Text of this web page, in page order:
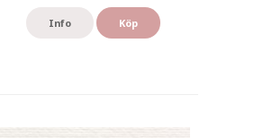
Info Köp